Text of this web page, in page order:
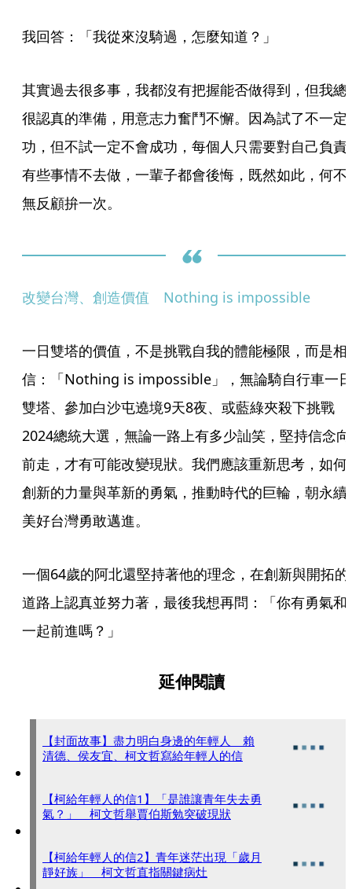
我回答：「我從來沒騎過，怎麼知道？」
其實過去很多事，我都沒有把握能否做得到，但我總
很認真的準備，用意志力奮鬥不懈。因為試了不一定
功，但不試一定不會成功，每個人只需要對自己負責
有些事情不去做，一輩子都會後悔，既然如此，何不
無反顧拚一次。
改變台灣、創造價值　Nothing is impossible
一日雙塔的價值，不是挑戰自我的體能極限，而是相
信：「Nothing is impossible」，無論騎自行車一日
雙塔、參加白沙屯遶境9天8夜、或藍綠夾殺下挑戰
2024總統大選，無論一路上有多少訕笑，堅持信念向
前走，才有可能改變現狀。我們應該重新思考，如何
創新的力量與革新的勇氣，推動時代的巨輪，朝永續
美好台灣勇敢邁進。
一個64歲的阿北還堅持著他的理念，在創新與開拓的
道路上認真並努力著，最後我想再問：「你有勇氣和
一起前進嗎？」
延伸閱讀
【封面故事】盡力明白身邊的年輕人 賴
清德、侯友宜、柯文哲寫給年輕人的信
【柯給年輕人的信1】「是誰讓青年失去勇
氣？」 柯文哲舉賈伯斯勉突破現狀
【柯給年輕人的信2】青年迷茫出現「歲月
靜好族」 柯文哲直指關鍵病灶